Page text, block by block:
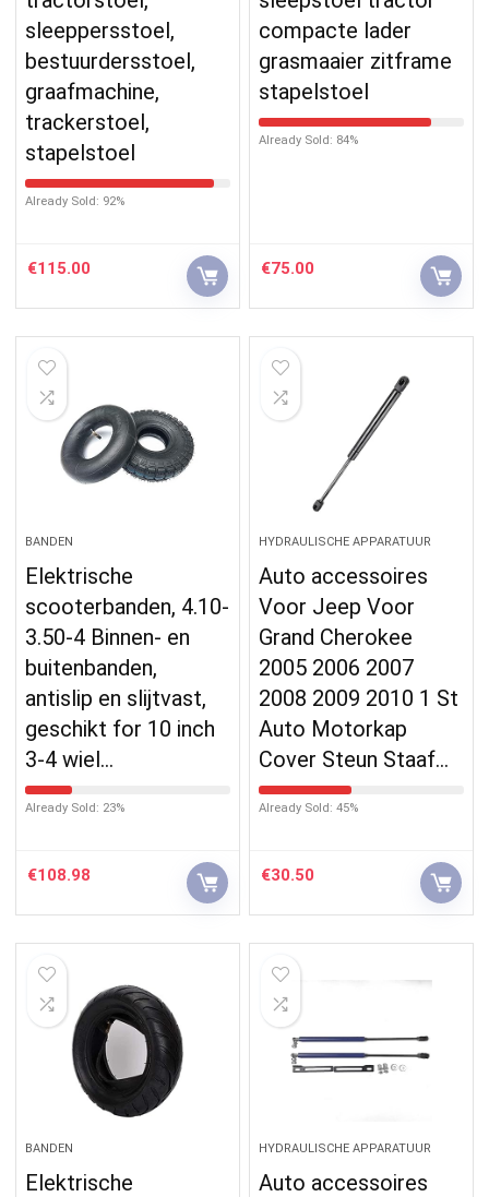
sleeppersstoel,
bestuurdersstoel,
graafmachine,
trackerstoel,
stapelstoel
Already Sold: 92%
€115.00
compacte lader
grasmaaier zitframe
stapelstoel
Already Sold: 84%
€75.00
BANDEN
Elektrische
scooterbanden, 4.10-
3.50-4 Binnen- en
buitenbanden,
antislip en slijtvast,
geschikt for 10 inch
3-4 wiel…
Already Sold: 23%
€108.98
HYDRAULISCHE APPARATUUR
Auto accessoires
Voor Jeep Voor
Grand Cherokee
2005 2006 2007
2008 2009 2010 1 St
Auto Motorkap
Cover Steun Staaf…
Already Sold: 45%
€30.50
BANDEN
Elektrische
HYDRAULISCHE APPARATUUR
Auto accessoires